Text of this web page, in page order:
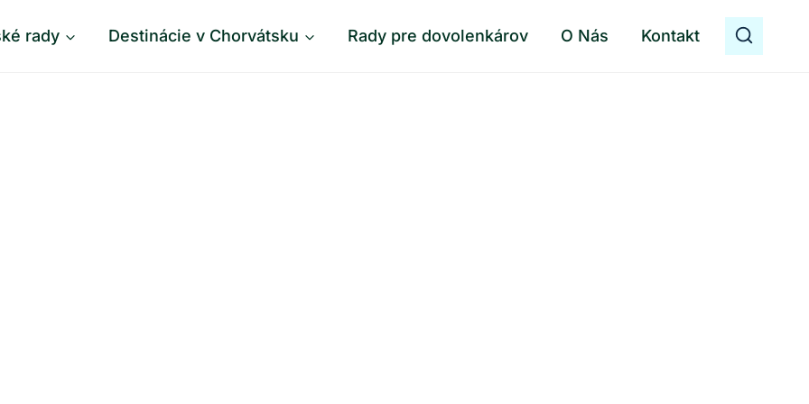
rady Destinácie v Chorvátsku Rady pre dovolenkárov O Nás Kontakt